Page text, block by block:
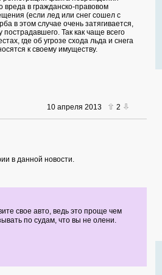
в гражданско-правовом
(если лед или снег сошел с
в этом случае очень затягивается,
Так как чаще всего
где об угрозе схода льда и снега
к своему имуществу.
10 апреля 2013 2
в данной новости.
свое авто, ведь это проще чем
по судам, что вы не олени.